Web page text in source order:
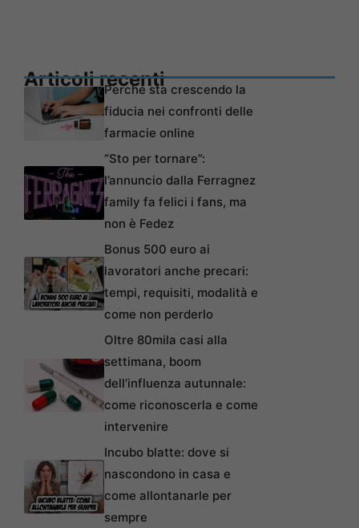
Articoli recentiPerché sta crescendo la
fiducia nei confronti delle
farmacie online
“Sto per tornare”:
l’annuncio dalla Ferragnez
family fa felici i fans, ma
non è Fedez
Bonus 500 euro ai
lavoratori anche precari:
tempi, requisiti, modalità e
come non perderlo
Oltre 80mila casi alla
settimana, boom
dell’influenza autunnale:
come riconoscerla e come
intervenire
Incubo blatte: dove si
nascondono in casa e
come allontanarle per
sempre